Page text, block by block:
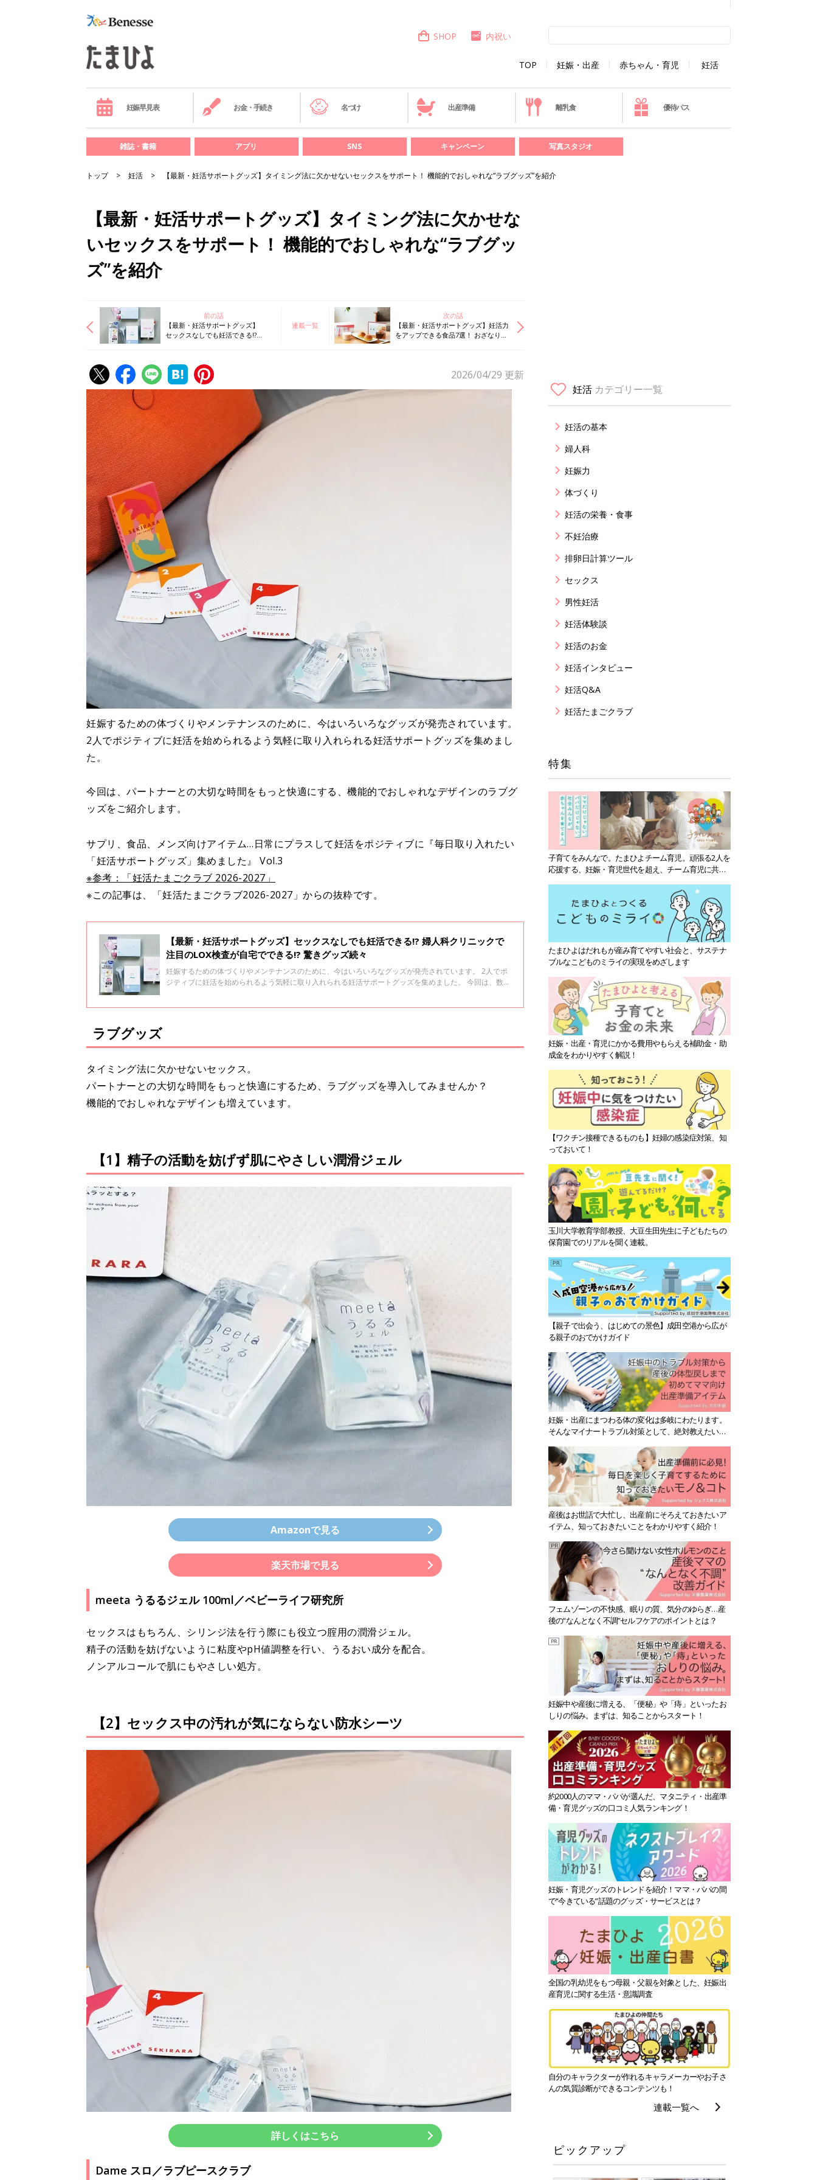
TOP 妊娠・出産 赤ちゃん・育児 妊活
SHOP 内祝い
妊娠早見表 お金・手続き 名づけ 出産準備 離乳食 優待パス
雑誌・書籍 アプリ SNS キャンペーン 写真スタジオ
トップ 妊活 【最新・妊活サポートグッズ】タイミング法に欠かせないセックスをサポート！ 機能的でおしゃれな“ラブグッズ”を紹介
【最新・妊活サポートグッズ】タイミング法に欠かせな
いセックスをサポート！ 機能的でおしゃれな“ラブグッ
ズ”を紹介
前の話
【最新・妊活サポートグッズ】
セックスなしでも妊活できる!?
ズ続々
連載一覧
次の話
【最新・妊活サポートグッズ】妊活力
をアップできる食品7選！ おざなりに
2026/04/29 更新
妊娠するための体づくりやメンテナンスのために、今はいろいろなグッズが発売されています。
2人でポジティブに妊活を始められるよう気軽に取り入れられる妊活サポートグッズを集めまし
た。
今回は、パートナーとの大切な時間をもっと快適にする、機能的でおしゃれなデザインのラブグ
ッズをご紹介します。
サプリ、食品、メンズ向けアイテム…日常にプラスして妊活をポジティブに『毎日取り入れたい
「妊活サポートグッズ」集めました』 Vol.3
※参考：「妊活たまごクラブ 2026-2027」
※この記事は、「妊活たまごクラブ2026-2027」からの抜粋です。
【最新・妊活サポートグッズ】セックスなしでも妊活できる!? 婦人科クリニックで
注目のLOX検査が自宅でできる!? 驚きグッズ続々
妊娠するための体づくりやメンテナンスのために、今はいろいろなグッズが発売されています。 2人でポ
ジティブに妊活を始められるよう気軽に取り入れられる妊活サポートグッズを集めました。 今回は、数多
ラブグッズ
タイミング法に欠かせないセックス。
パートナーとの大切な時間をもっと快適にするため、ラブグッズを導入してみませんか？
機能的でおしゃれなデザインも増えています。
【1】精子の活動を妨げず肌にやさしい潤滑ジェル
Amazonで見る
楽天市場で見る
meeta うるるジェル 100ml／ベビーライフ研究所
セックスはもちろん、シリンジ法を行う際にも役立つ腟用の潤滑ジェル。
精子の活動を妨げないように粘度やpH値調整を行い、うるおい成分を配合。
ノンアルコールで肌にもやさしい処方。
【2】セックス中の汚れが気にならない防水シーツ
詳しくはこちら
Dame スロ／ラブピースクラブ
妊活 カテゴリー一覧
妊活の基本
婦人科
妊娠力
体づくり
妊活の栄養・食事
不妊治療
排卵日計算ツール
セックス
男性妊活
妊活体験談
妊活のお金
妊活インタビュー
妊活Q&A
妊活たまごクラブ
特集
子育てをみんなで。たまひよチーム育児。頑張る2人を
応援する、妊娠・育児世代を超え、チーム育児に共感
たまひよはだれもが産み育てやすい社会と、サステナ
ブルなこどものミライの実現をめざします
妊娠・出産・育児にかかる費用やもらえる補助金・助
成金をわかりやすく解説！
【ワクチン接種できるものも】妊婦の感染症対策、知
っておいて！
玉川大学教育学部教授、大豆生田先生に子どもたちの
保育園でのリアルを聞く連載。
【親子で出会う、はじめての景色】成田空港から広が
る親子のおでかけガイド
妊娠・出産にまつわる体の変化は多岐にわたります。
そんなマイナートラブル対策として、絶対教えたい！
産後はお世話で大忙し、出産前にそろえておきたいア
イテム、知っておきたいことをわかりやすく紹介！
フェムゾーンの不快感、眠りの質、気分のゆらぎ…産
後の“なんとなく不調”セルフケアのポイントとは？
妊娠中や産後に増える、「便秘」や「痔」といったお
しりの悩み。まずは、知ることからスタート！
約2000人のママ・パパが選んだ、マタニティ・出産準
備・育児グッズの口コミ人気ランキング！
妊娠・育児グッズのトレンドを紹介！ママ・パパの間
で“今きている”話題のグッズ・サービスとは？
全国の乳幼児をもつ母親・父親を対象とした、妊娠出
産育児に関する生活・意識調査
自分のキャラクターが作れるキャラメーカーやお子さ
んの気質診断ができるコンテンツも！
連載一覧へ
ピックアップ